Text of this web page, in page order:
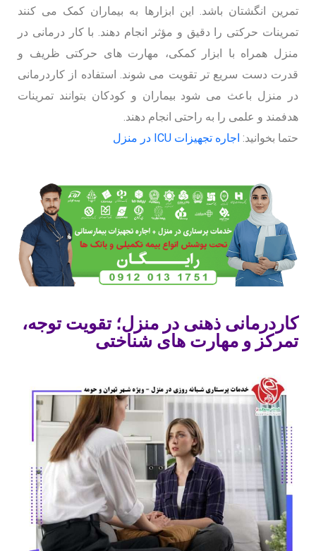
تمرین انگشتان باشد. این ابزارها به بیماران کمک می کنند
تمرینات حرکتی را دقیق و مؤثر انجام دهند. با کار درمانی در
منزل همراه با ابزار کمکی، مهارت های حرکتی ظریف و
قدرت دست سریع تر تقویت می شوند. استفاده از کاردرمانی
در منزل باعث می شود بیماران و کودکان بتوانند تمرینات
هدفمند و علمی را به راحتی انجام دهند.
حتما بخوانید: اجاره تجهیزات ICU در منزل
کاردرمانی ذهنی در منزل؛ تقویت توجه،
تمرکز و مهارت های شناختی